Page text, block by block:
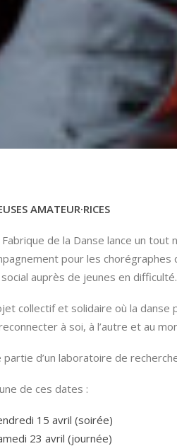
AMATEUR·RICES
de la Danse lance un tout
pour les
auprès de jeunes en difficulté.
collectif et solidaire où la
à soi, à l’autre et au
d’un laboratoire de
de ces dates :
15 avril (soirée)
23 avril (journée)